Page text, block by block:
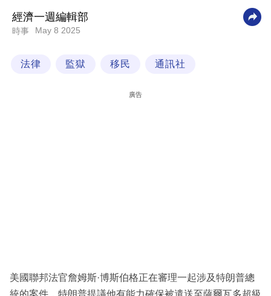
業
科
區
經濟一週編輯部
時事 May 8 2025
法律 監獄 移民 通訊社
廣告
美國聯邦法官詹姆斯·博斯伯格正在審理一起涉及特朗普總
統的案件，特朗普提議他有能力確保被遣送至薩爾瓦多超級